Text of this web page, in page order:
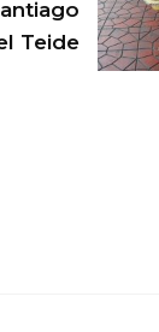
Teide